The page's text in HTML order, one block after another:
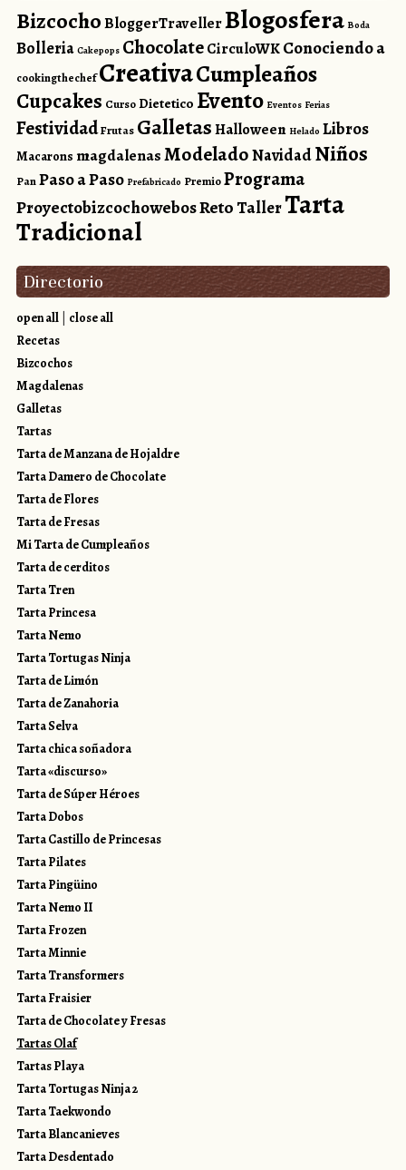
BizcochoBloggerTravellerBlogosfera Boda
Bolleria Cakepops ChocolateCirculoWKConociendo a
cookingthechef CreativaCumpleaños
Cupcakes CursoDietetico Evento Eventos Ferias
FestividadFrutas GalletasHalloween Helado Libros
Macarons magdalenasModeladoNavidadNiños
PanPaso a Paso Prefabricado PremioPrograma
ProyectobizcochowebosReto TallerTarta
Tradicional
Directorio
open all| close all
Recetas
Bizcochos
Magdalenas
Galletas
Tartas
Tarta de Manzana de Hojaldre
Tarta Damero de Chocolate
Tarta de Flores
Tarta de Fresas
Mi Tarta de Cumpleaños
Tarta de cerditos
Tarta Tren
Tarta Princesa
Tarta Nemo
Tarta Tortugas Ninja
Tarta de Limón
Tarta de Zanahoria
Tarta Selva
Tarta chica soñadora
Tarta «discurso»
Tarta de Súper Héroes
Tarta Dobos
Tarta Castillo de Princesas
Tarta Pilates
Tarta Pingüino
Tarta Nemo II
Tarta Frozen
Tarta Minnie
Tarta Transformers
Tarta Fraisier
Tarta de Chocolate y Fresas
Tartas Olaf
Tartas Playa
Tarta Tortugas Ninja 2
Tarta Taekwondo
Tarta Blancanieves
Tarta Desdentado